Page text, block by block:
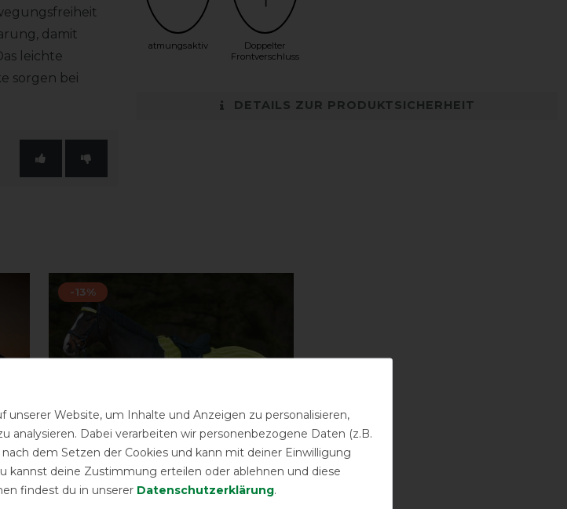
damit
leichte
sorgen bei
atmungsaktiv
Doppelter
Frontverschluss
DETAILS ZUR PRODUKTSICHERHEIT
-13%
unserer Website, um Inhalte und Anzeigen zu personalisieren,
Dabei verarbeiten wir personenbezogene Daten (z.B.
dem Setzen der Cookies und kann mit deiner Einwilligung
kannst deine Zustimmung erteilen oder ablehnen und diese
findest du in unserer Daten­schutz­erklärung.